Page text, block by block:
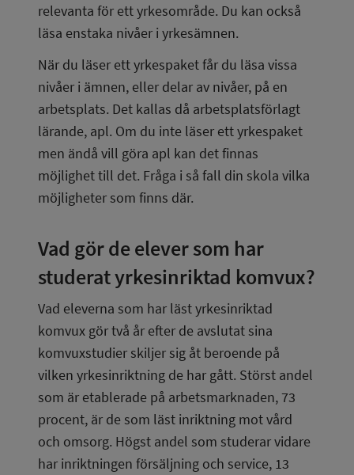
relevanta för ett yrkesområde. Du kan också
läsa enstaka nivåer i yrkesämnen.
När du läser ett yrkespaket får du läsa vissa
nivåer i ämnen, eller delar av nivåer, på en
arbetsplats. Det kallas då arbetsplatsförlagt
lärande, apl. Om du inte läser ett yrkespaket
men ändå vill göra apl kan det finnas
möjlighet till det. Fråga i så fall din skola vilka
möjligheter som finns där.
Vad gör de elever som har
studerat yrkesinriktad komvux?
Vad eleverna som har läst yrkesinriktad
komvux gör två år efter de avslutat sina
komvuxstudier skiljer sig åt beroende på
vilken yrkesinriktning de har gått. Störst andel
som är etablerade på arbetsmarknaden, 73
procent, är de som läst inriktning mot vård
och omsorg. Högst andel som studerar vidare
har inriktningen försäljning och service, 13